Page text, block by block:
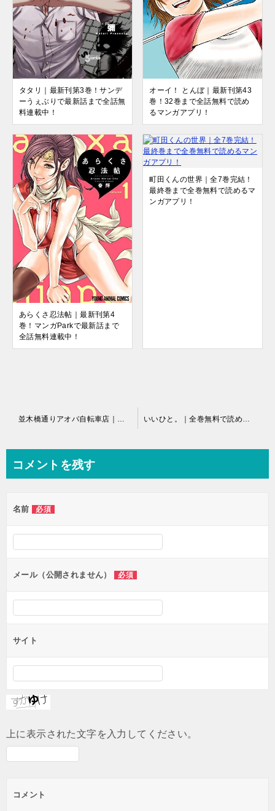
タタリ｜最新刊第3巻！サンデ
ーうぇぶりで最新話まで全話無
料連載中！
オーイ！ とんぼ｜最新刊第43
巻！32巻まで全話無料で読め
るマンガアプリ！
あらくさ忍法帖｜最新刊第4
巻！マンガParkで最新話まで
全話無料連載中！
町田くんの世界｜全7巻完結！
最終巻まで全巻無料で読めるマ
ンガアプリ！
ビ
ー
シ
ン
並木橋通りアオバ自転車店｜マンガDX+で全話無料連載開始！ いいひと。｜全巻無料で読める公式漫画アプリ！
コメントを残す
名前 必須
メール（公開されません） 必須
サイト
上に表示された文字を入力してください。
コメント